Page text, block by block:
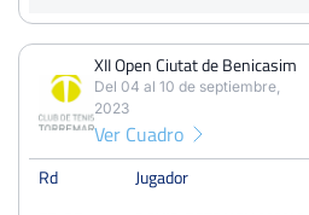
Octavos
Tierra
Open Catarroja Masculino
Del 18 al 24 de octubre, 2021
Octavos
XII Open Ciutat de Benicasim
Del 04 al 10 de septiembre,
2023
Ver Cuadro
Rd Jugador